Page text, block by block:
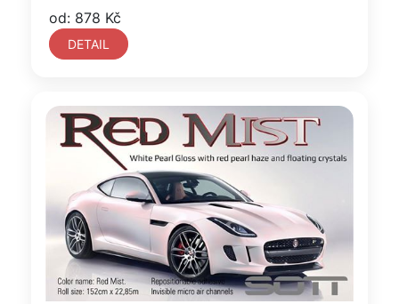
od: 878 Kč
DETAIL